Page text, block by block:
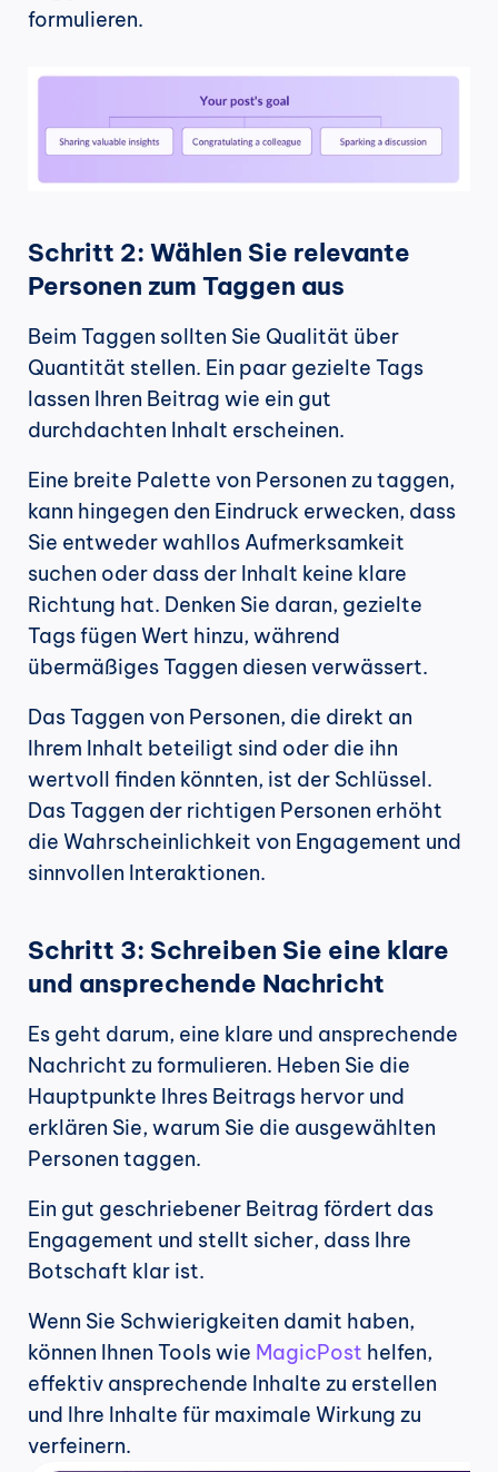
formulieren.
Schritt 2: Wählen Sie relevante
Personen zum Taggen aus
Beim Taggen sollten Sie Qualität über
Quantität stellen. Ein paar gezielte Tags
lassen Ihren Beitrag wie ein gut
durchdachten Inhalt erscheinen.
Eine breite Palette von Personen zu taggen,
kann hingegen den Eindruck erwecken, dass
Sie entweder wahllos Aufmerksamkeit
suchen oder dass der Inhalt keine klare
Richtung hat. Denken Sie daran, gezielte
Tags fügen Wert hinzu, während
übermäßiges Taggen diesen verwässert.
Das Taggen von Personen, die direkt an
Ihrem Inhalt beteiligt sind oder die ihn
wertvoll finden könnten, ist der Schlüssel.
Das Taggen der richtigen Personen erhöht
die Wahrscheinlichkeit von Engagement und
sinnvollen Interaktionen.
Schritt 3: Schreiben Sie eine klare
und ansprechende Nachricht
Es geht darum, eine klare und ansprechende
Nachricht zu formulieren. Heben Sie die
Hauptpunkte Ihres Beitrags hervor und
erklären Sie, warum Sie die ausgewählten
Personen taggen.
Ein gut geschriebener Beitrag fördert das
Engagement und stellt sicher, dass Ihre
Botschaft klar ist.
Wenn Sie Schwierigkeiten damit haben,
können Ihnen Tools wie MagicPost helfen,
effektiv ansprechende Inhalte zu erstellen
und Ihre Inhalte für maximale Wirkung zu
verfeinern.